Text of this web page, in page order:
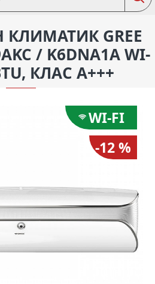
GREE
/ K6DNA1A WI-
КЛАС A+++
WI-FI
-12 %